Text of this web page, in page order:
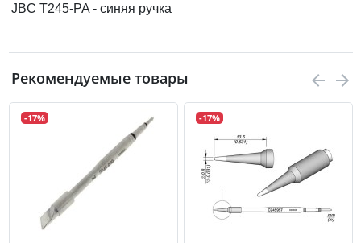
JBC T245-PA - синяя ручка
Рекомендуемые товары
-17% -17%